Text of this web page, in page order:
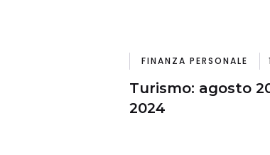
FINANZA PERSONALE
Turismo: agosto
2024